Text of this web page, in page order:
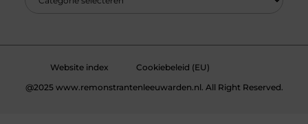
Website index
Cookiebeleid (EU)
@2025 www.remonstrantenleeuwarden.nl. All Right Reserved.